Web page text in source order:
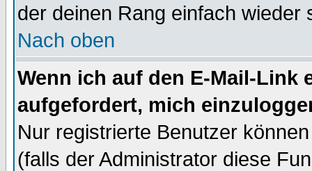
der deinen Rang einfach wieder
Nach oben
Wenn ich auf den E-Mail-Link
aufgefordert, mich
Nur registrierte Benutzer
(falls der Administrator diese